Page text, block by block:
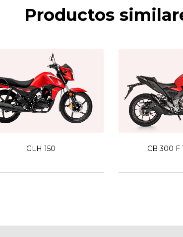
Productos
GLH 150 CB 300 F